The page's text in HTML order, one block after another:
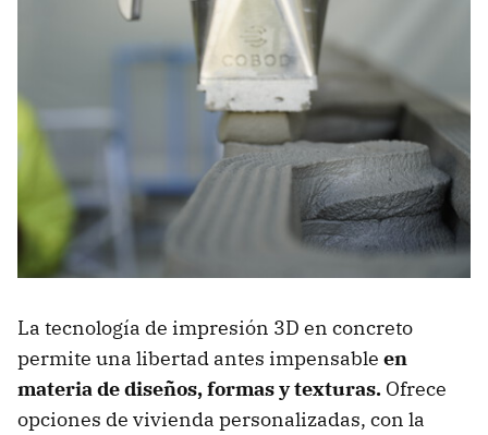
La tecnología de impresión 3D en concreto
permite una libertad antes impensable en
materia de diseños, formas y texturas. Ofrece
opciones de vivienda personalizadas, con la